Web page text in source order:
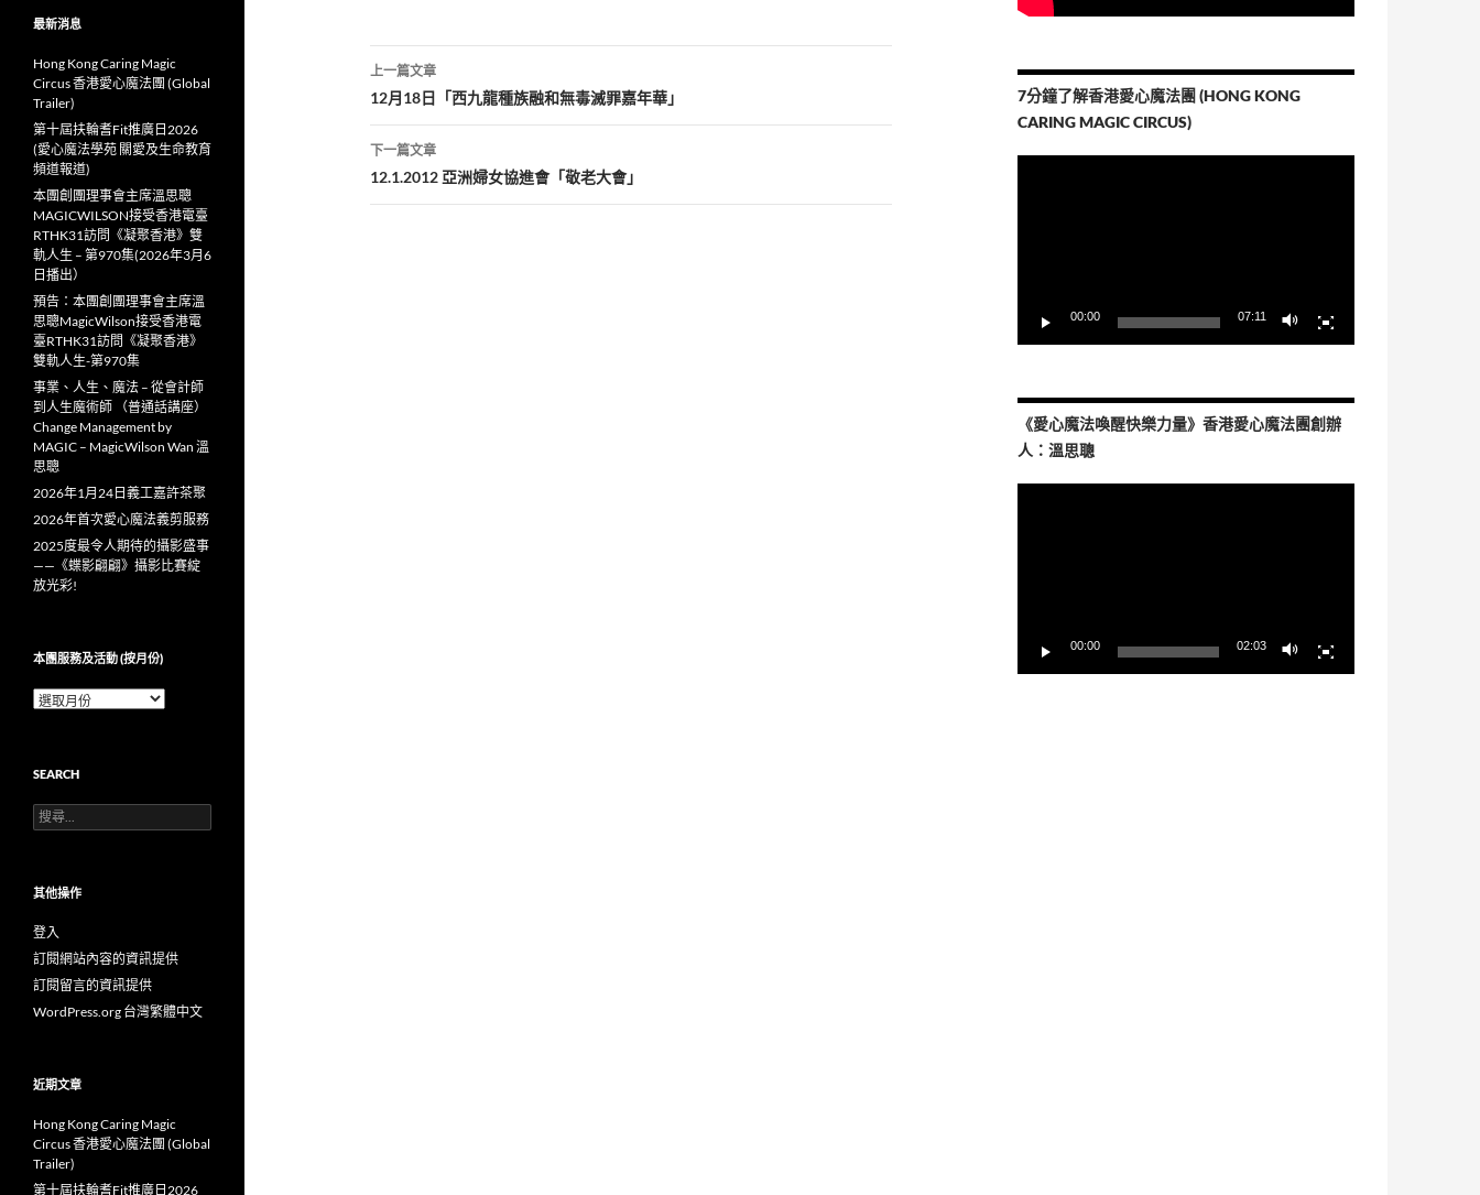
文
章
導
覽
上一篇文章
12月18日「西九龍種族融和無毒滅罪嘉年華」
下一篇文章
12.1.2012 亞洲婦女協進會「敬老大會」
7分鐘了解香港愛心魔法團 (HONG KONG
CARING MAGIC CIRCUS)
00:00 07:11
《愛心魔法喚醒快樂力量》香港愛心魔法團創辦
人：溫思聰
00:00 02:03
最新消息
Hong Kong Caring Magic
Circus 香港愛心魔法團 (Global
Trailer)
第十屆扶輪耆Fit推廣日2026
(愛心魔法學苑 關愛及生命教育
頻道報道)
本團創團理事會主席溫思聰
MAGICWILSON接受香港電臺
RTHK31訪問《凝聚香港》雙
軌人生 – 第970集(2026年3月6
日播出）
預告：本團創團理事會主席溫
思聰MagicWilson接受香港電
臺RTHK31訪問《凝聚香港》
雙軌人生-第970集
事業、人生、魔法 – 從會計師
到人生魔術師 （普通話講座）
Change Management by
MAGIC – MagicWilson Wan 溫
思聰
2026年1月24日義工嘉許茶聚
2026年首次愛心魔法義剪服務
2025度最令人期待的攝影盛事
——《蝶影翩翩》攝影比賽綻
放光彩!
本團服務及活動 (按月份)
本
及
動
(按
SEARCH
搜
尋
字:
其他操作
登入
訂閱網站內容的資訊提供
訂閱留言的資訊提供
WordPress.org 台灣繁體中文
近期文章
Hong Kong Caring Magic
Circus 香港愛心魔法團 (Global
Trailer)
第十屆扶輪耆Fit推廣日2026